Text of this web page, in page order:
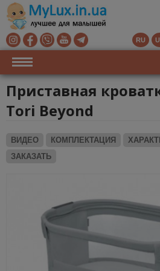
RU
Приставная
Tori Beyond
ВИДЕО КОМПЛЕКТАЦИЯ
ЗАКАЗАТЬ